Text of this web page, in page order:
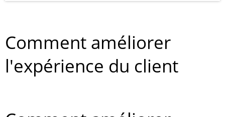
Comment améliorer
l'expérience du client